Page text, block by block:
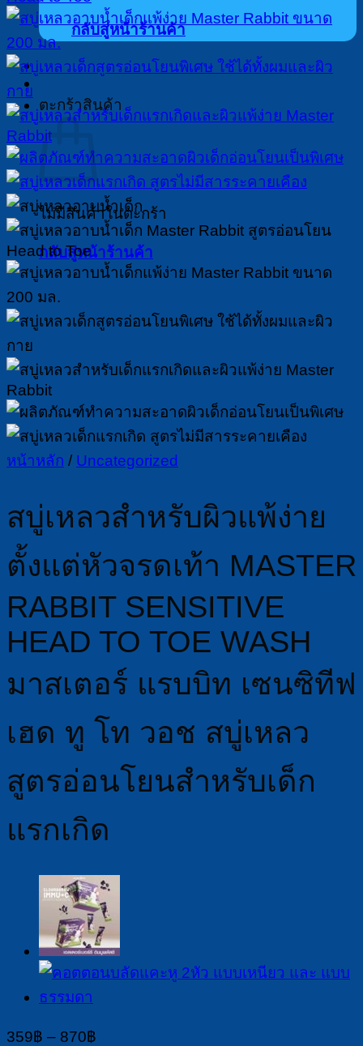
กลับสู่หน้าร้านค้า
ตะกร้าสินค้า
ไม่มีสินค้าในตะกร้า
กลับสู่หน้าร้านค้า
หน้าหลัก / Uncategorized
สบู่เหลวสำหรับผิวแพ้ง่าย
ตั้งแต่หัวจรดเท้า MASTER
RABBIT SENSITIVE
HEAD TO TOE WASH
มาสเตอร์ แรบบิท เซนซิทีฟ
เฮด ทู โท วอช สบู่เหลว
สูตรอ่อนโยนสำหรับเด็ก
แรกเกิด
359฿ – 870฿